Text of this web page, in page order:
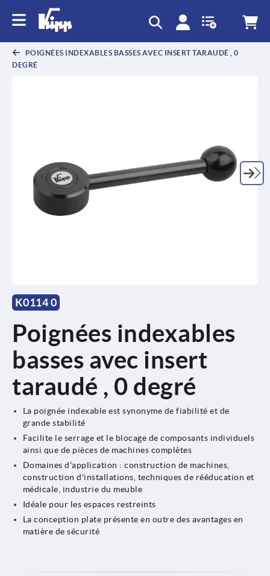
POIGNÉES INDEXABLES BASSES AVEC INSERT TARAUDÉ , 0
DEGRÉ
K0114 0
Poignées indexables
basses avec insert
taraudé , 0 degré
La poignée indexable est synonyme de fiabilité et de
grande stabilité
Facilite le serrage et le blocage de composants individuels
ainsi que de pièces de machines complètes
Domaines d'application : construction de machines,
construction d'installations, techniques de rééducation et
médicale, industrie du meuble
Idéale pour les espaces restreints
La conception plate présente en outre des avantages en
matière de sécurité